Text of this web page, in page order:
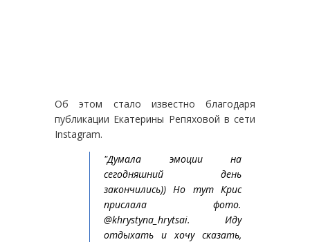
Об этом стало известно благодаря
публикации Екатерины Репяховой в сети
Instagram.
"Думала эмоции на
сегодняшний день
закончились)) Но тут Крис
прислала фото.
@khrystyna_hrytsai. Иду
отдыхать и хочу сказать,